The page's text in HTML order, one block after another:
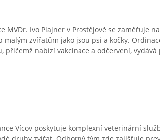
MVDr. Ivo Plajner v Prostějově se zaměřuje
malým zvířatům jako jsou psi a kočky.
přičemž nabízí vakcinace a odčervení, vydává
Vícov poskytuje komplexní veterinární